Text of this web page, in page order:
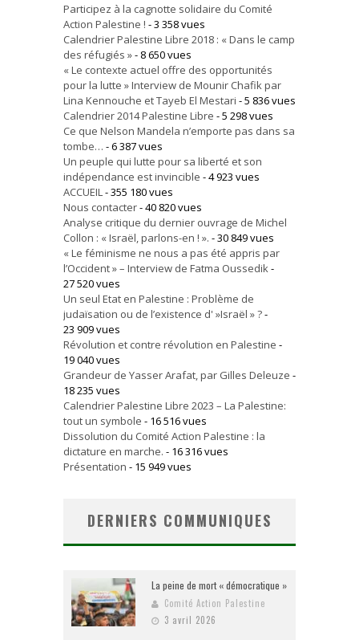
Participez à la cagnotte solidaire du Comité
Action Palestine ! - 3 358 vues
Calendrier Palestine Libre 2018 : « Dans le camp
des réfugiés »- 8 650 vues
« Le contexte actuel offre des opportunités
pour la lutte » Interview de Mounir Chafik par
Lina Kennouche et Tayeb El Mestari - 5 836 vues
Calendrier 2014 Palestine Libre - 5 298 vues
Ce que Nelson Mandela n’emporte pas dans sa
tombe… - 6 387 vues
Un peuple qui lutte pour sa liberté et son
indépendance est invincible - 4 923 vues
ACCUEIL- 355 180 vues
Nous contacter- 40 820 vues
Analyse critique du dernier ouvrage de Michel
Collon : « Israël, parlons-en ! ». - 30 849 vues
« Le féminisme ne nous a pas été appris par
l’Occident » – Interview de Fatma Oussedik-
27 520 vues
Un seul Etat en Palestine : Problème de
judaïsation ou de l’existence d' »Israël » ?-
23 909 vues
Révolution et contre révolution en Palestine -
19 040 vues
Grandeur de Yasser Arafat, par Gilles Deleuze -
18 235 vues
Calendrier Palestine Libre 2023 – La Palestine:
tout un symbole - 16 516 vues
Dissolution du Comité Action Palestine : la
dictature en marche. - 16 316 vues
Présentation - 15 949 vues
DERNIERS COMMUNIQUES
La peine de mort « démocratique »
Comité Action Palestine
3 avril 2026